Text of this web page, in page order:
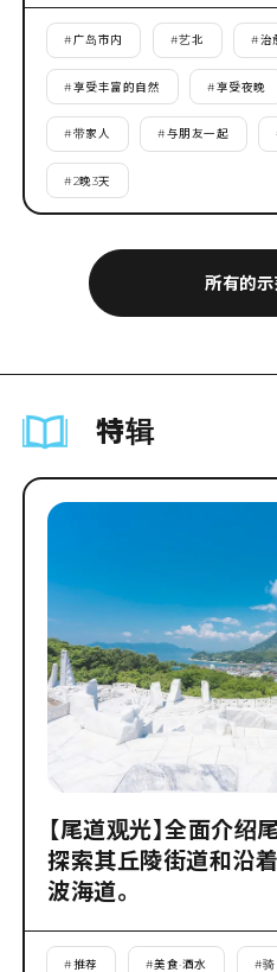
所有的
#广岛市内 #艺北 #治
#享受丰富的自然 #享受夜晚
#带家人 #与朋友一起
#2晚3天
特辑
【尾道观光】全面介绍
探索其丘陵街道和沿
波海道。
#推荐 #美食·酒水 #